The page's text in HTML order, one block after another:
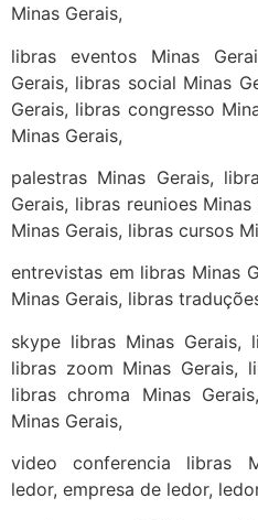
Minas Gerais,
libras eventos Minas
Gerais, libras social Minas
Gerais, libras congresso
Minas Gerais,
palestras Minas Gerais,
Gerais, libras reunioes
Minas Gerais, libras cursos
entrevistas em libras Minas
Minas Gerais, libras
skype libras Minas Gerais,
libras zoom Minas Gerais,
libras chroma Minas
Minas Gerais,
video conferencia libras
ledor, empresa de ledor,